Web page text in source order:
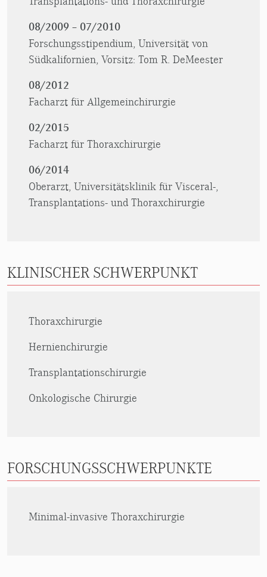
08/2009 – 07/2010
Forschungsstipendium, Universität von
Südkalifornien, Vorsitz: Tom R. DeMeester
08/2012
Facharzt für Allgemeinchirurgie
02/2015
Facharzt für Thoraxchirurgie
06/2014
Oberarzt, Universitätsklinik für Visceral-,
Transplantations- und Thoraxchirurgie
KLINISCHER SCHWERPUNKT
Thoraxchirurgie
Hernienchirurgie
Transplantationschirurgie
Onkologische Chirurgie
FORSCHUNGSSCHWERPUNKTE
Minimal-invasive Thoraxchirurgie